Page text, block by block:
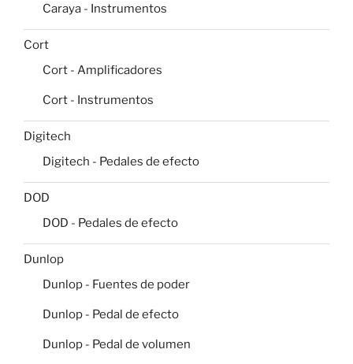
Caraya - Instrumentos
Cort
Cort - Amplificadores
Cort - Instrumentos
Digitech
Digitech - Pedales de efecto
DOD
DOD - Pedales de efecto
Dunlop
Dunlop - Fuentes de poder
Dunlop - Pedal de efecto
Dunlop - Pedal de volumen